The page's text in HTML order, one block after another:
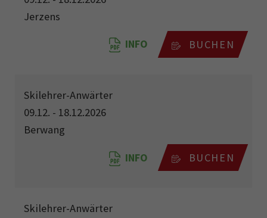
Jerzens
INFO BUCHEN
Skilehrer-Anwärter
09.12. - 18.12.2026
Berwang
INFO BUCHEN
Skilehrer-Anwärter